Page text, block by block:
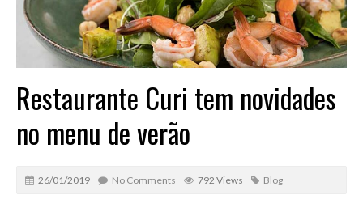
Restaurante Curi tem novidades
no menu de verão
26/01/2019 No Comments 792 Views Blog